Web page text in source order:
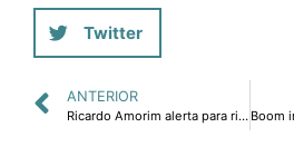
Twitter
ANTERIOR
Ricardo Amorim alerta para risco de nova recessão nos EUA.